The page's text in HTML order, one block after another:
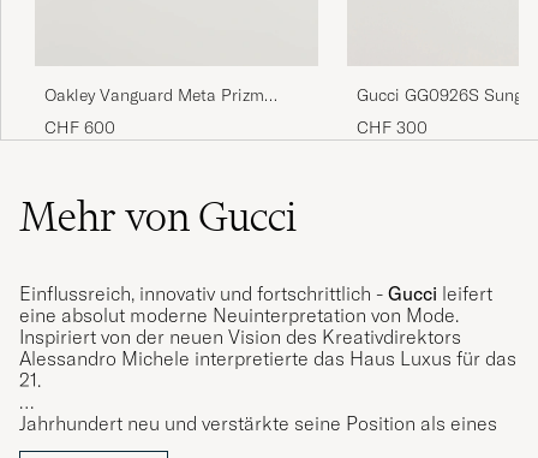
Oakley Vanguard Meta Prizm
Sunglasses Black
CHF 600
Gucci GG0926S
Black/Green
CHF 300
Mehr von Gucci
Einflussreich, innovativ und fortschrittlich - Gucci leifert
eine absolut moderne Neuinterpretation von Mode.
Inspiriert von der neuen Vision des Kreativdirektors
Alessandro Michele interpretierte das Haus Luxus für das
21.
Jahrhundert neu und verstärkte seine Position als eines
der weltweit begehrtesten Modehäuser. Die eklektischen,